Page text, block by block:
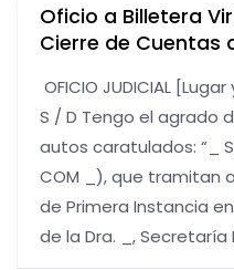
Oficio a Billetera
Cierre de Cuentas
OFICIO JUDICIAL
S / D Tengo el agrado
autos caratulados: “_
COM _), que tramitan
de Primera Instancia
de la Dra. _, Secretaría